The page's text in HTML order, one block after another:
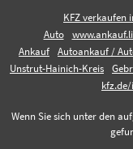
KFZ verkaufen
Auto
Ankauf
Autoankauf /
Unstrut-Hainich-Kreis
Wenn Sie sich unter den